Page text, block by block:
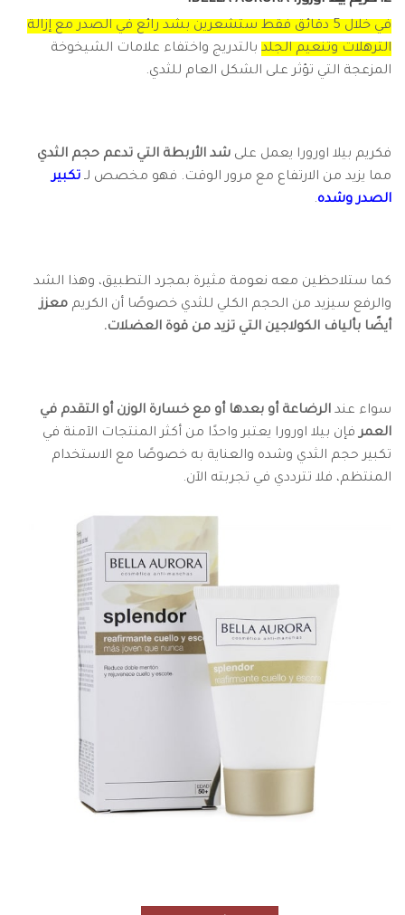
في خلال 5 دقائق فقط ستشعرين بشد رائع في الصدر مع إزالة
الترهلات وتنعيم الجلد بالتدريج واختفاء علامات الشيخوخة
المزعجة التي تؤثر على الشكل العام للثدي.
فكريم بيلا اورورا يعمل على شد الأربطة التي تدعم حجم الثدي
مما يزيد من الارتفاع مع مرور الوقت. فهو مخصص لـ تكبير
الصدر وشده.
كما ستلاحظين معه نعومة مثيرة بمجرد التطبيق، وهذا الشد
والرفع سيزيد من الحجم الكلي للثدي خصوصًا أن الكريم معزز
أيضًا بألياف الكولاجين التي تزيد من قوة العضلات.
سواء عند الرضاعة أو بعدها أو مع خسارة الوزن أو التقدم في
العمرفإن بيلا اورورا يعتبر واحدًا من أكثر المنتجات الآمنة في
تكبير حجم الثدي وشده والعناية به خصوصًا مع الاستخدام
المنتظم، فلا تترددي في تجربته الآن.